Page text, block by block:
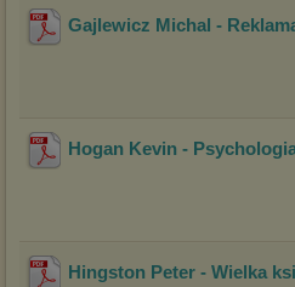
Gajlewicz Michal -
Hogan Kevin -
Hingston Peter - Wielka